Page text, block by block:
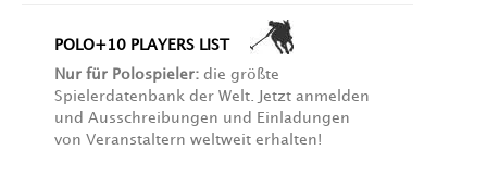
POLO+10 PLAYERS LIST
Nur für Polospieler: die größte
Spielerdatenbank der Welt. Jetzt anmelden
und Ausschreibungen und Einladungen
von Veranstaltern weltweit erhalten!